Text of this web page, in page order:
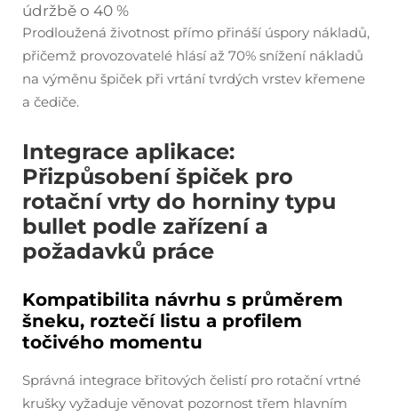
údržbě o 40 %
Prodloužená životnost přímo přináší úspory nákladů,
přičemž provozovatelé hlásí až 70% snížení nákladů
na výměnu špiček při vrtání tvrdých vrstev křemene
a čediče.
Integrace aplikace:
Přizpůsobení špiček pro
rotační vrty do horniny typu
bullet podle zařízení a
požadavků práce
Kompatibilita návrhu s průměrem
šneku, roztečí listu a profilem
točivého momentu
Správná integrace břitových čelistí pro rotační vrtné
krušky vyžaduje věnovat pozornost třem hlavním